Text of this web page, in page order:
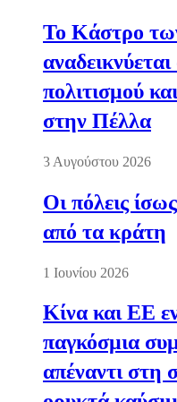
Το Κάστρο
πολιτισμού
στην Πέλλα
3 Αυγούστου 2026
Οι πόλεις
από τα κράτη
1 Ιουνίου 2026
Κίνα και ΕΕ
παγκόσμια
απέναντι